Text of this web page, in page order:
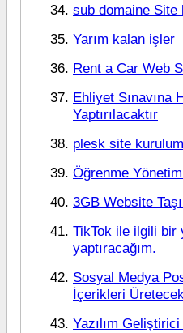
sub domaine Site
Yarım kalan işler
Rent a Car Web
Ehliyet Sınavına
Yaptırılacaktır
plesk site
Öğrenme
3GB Website
TikTok ile ilgili bir
yaptıracağım.
Sosyal Medya
İçerikleri
Yazılım